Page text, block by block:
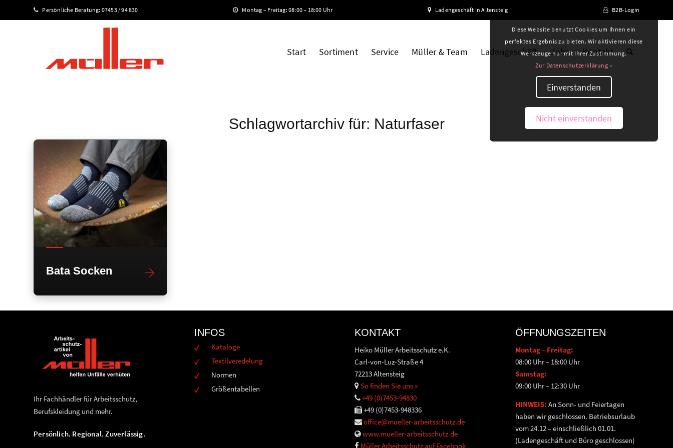
Persönliche Beratung: 07453 / 94 830 Montag – Freitag: 08:00 – 18:00 Uhr Ladengeschäft in Altensteig B2B-Login
Start Sortiment Service Müller & Team Ladengeschäft Jobs Kontakt
Schlagwortarchiv für: Naturfaser
Bata Socken
Ihr Fachhändler für Arbeitsschutz,
Berufskleidung und mehr.
Persönlich. Regional. Zuverlässig.
INFOS
Kataloge
Textilveredelung
Normen
Größentabellen
KONTAKT
Heiko Müller Arbeitsschutz e.K.
Carl-von-Luz-Straße 4
72213 Altensteig
So finden Sie uns »
+49 (0)7453-94830
+49 (0)7453-948336
office@mueller-arbeitsschutz.de
www.mueller-arbeitsschutz.de
Müller Arbeitsschutz auf Facebook
ÖFFNUNGSZEITEN
Montag – Freitag:
08:00 Uhr – 18:00 Uhr
Samstag:
09:00 Uhr – 12:30 Uhr
HINWEIS: An Sonn- und Feiertagen
haben wir geschlossen. Betriebsurlaub
vom 24.12 – einschließlich 01.01.
(Ladengeschäft und Büro geschlossen)
Diese Website benutzt Cookies um Ihnen ein
perfektes Ergebnis zu bieten. Wir aktivieren diese
Werkzeuge nur mit Ihrer Zustimmung.
Zur Datenschutzerklärung »
Einverstanden
Nicht einverstanden